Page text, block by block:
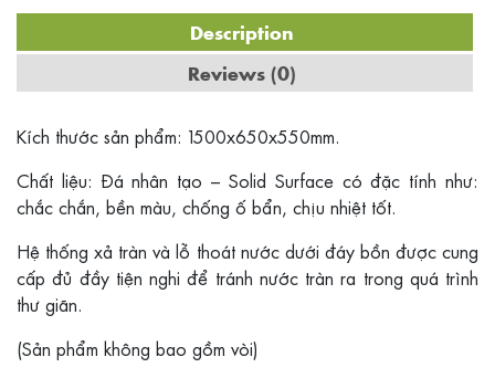
Description
Reviews (0)
Kích thước sản phẩm: 1500x650x550mm.
Chất liệu: Đá nhân tạo – Solid Surface có đặc tính như:
chắc chắn, bền màu, chống ố bẩn, chịu nhiệt tốt.
Hệ thống xả tràn và lỗ thoát nước dưới đáy bồn được cung
cấp đủ đầy tiện nghi để tránh nước tràn ra trong quá trình
thư giãn.
(Sản phẩm không bao gồm vòi)